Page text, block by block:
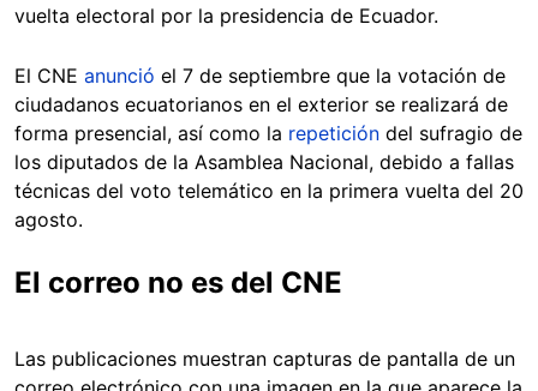
vuelta electoral por la presidencia de Ecuador.
El CNE anunció el 7 de septiembre que la votación de
ciudadanos ecuatorianos en el exterior se realizará de
forma presencial, así como la repetición del sufragio de
los diputados de la Asamblea Nacional, debido a fallas
técnicas del voto telemático en la primera vuelta del 20
agosto.
El correo no es del CNE
Las publicaciones muestran capturas de pantalla de un